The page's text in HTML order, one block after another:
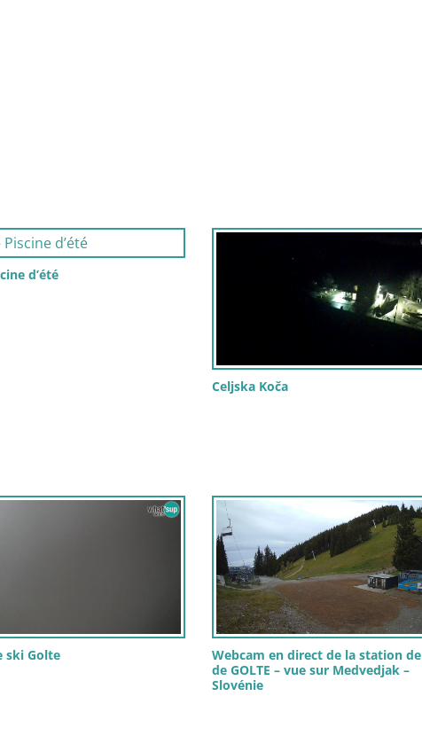
d’été
Celjska Koča
ski Golte
Webcam en direct de la station
de GOLTE – vue sur Medvedjak –
Slovénie